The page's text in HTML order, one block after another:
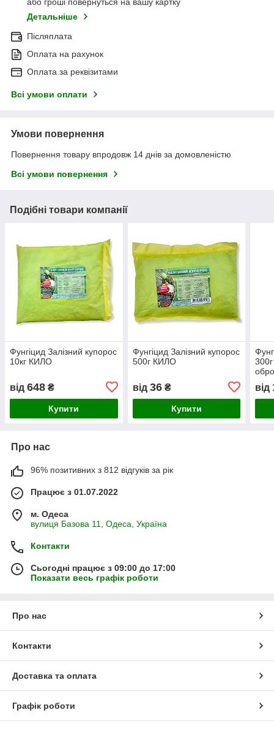
або гроші повернуться на вашу картку
Детальніше
Післяплата
Оплата на рахунок
Оплата за реквізитами
Всі умови оплати
Умови повернення
Повернення товару впродовж 14 днів за домовленістю
Всі умови повернення
Подібні товари компанії
Фунгіцид Залізний купорос
10кг КИЛО
від 648 ₴
Купити
Фунгіцид Залізний купорос
500г КИЛО
від 36₴
Купити
від
Про нас
96% позитивних з 812 відгуків за рік
Працює з 01.07.2022
м. Одеса
вулиця Базова 11, Одеса, Україна
Контакти
Сьогодні працює з 09:00 до 17:00
Показати весь графік роботи
Про нас
Контакти
Доставка та оплата
Графік роботи